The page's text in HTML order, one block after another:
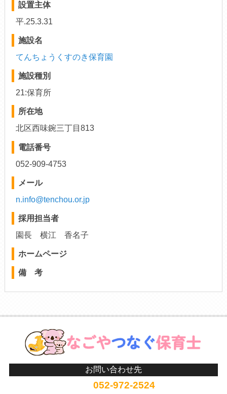
設置主体
平.25.3.31
施設名
てんちょうくすのき保育園
施設種別
21:保育所
所在地
北区西味鋺三丁目813
電話番号
052-909-4753
メール
n.info@tenchou.or.jp
採用担当者
園長 横江 香名子
ホームページ
備 考
お問い合わせ先
052-972-2524